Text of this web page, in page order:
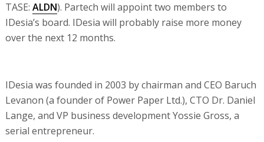
TASE: ALDN). Partech will appoint two members to
IDesia’s board. IDesia will probably raise more money
over the next 12 months.
IDesia was founded in 2003 by chairman and CEO Baruch
Levanon (a founder of Power Paper Ltd.), CTO Dr. Daniel
Lange, and VP business development Yossie Gross, a
serial entrepreneur.